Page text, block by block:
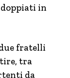
in
fratelli
tra
da